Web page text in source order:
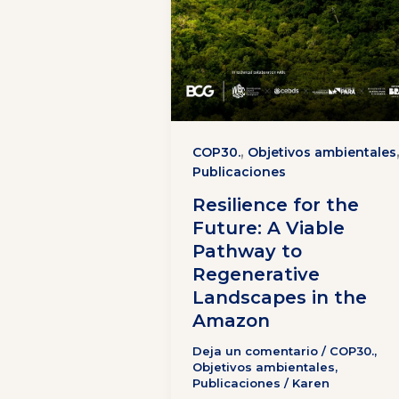
COP30., Objetivos ambientales,
Publicaciones
Resilience for the
Future: A Viable
Pathway to
Regenerative
Landscapes in the
Amazon
Deja un comentario / COP30.,
Objetivos ambientales,
Publicaciones / Karen